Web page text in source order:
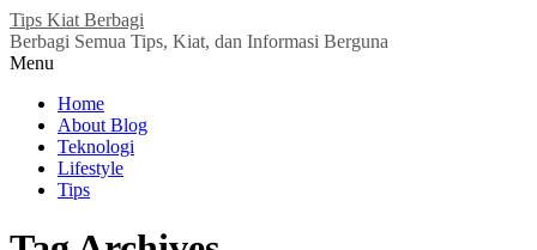
Tips Kiat Berbagi
Berbagi Semua Tips, Kiat, dan Informasi Berguna
Menu
Home
About Blog
Teknologi
Lifestyle
Tips